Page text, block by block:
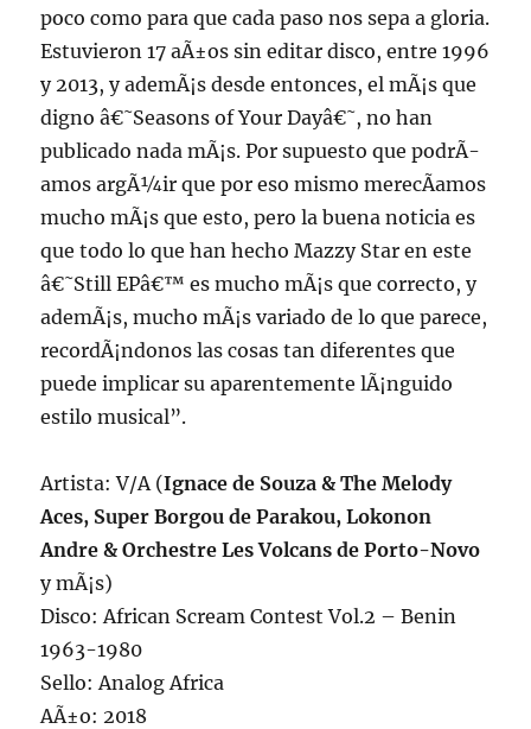
poco como para que cada paso nos sepa a gloria.
Estuvieron 17 aÃ±os sin editar disco, entre 1996
y 2013, y ademÃ¡s desde entonces, el mÃ¡s que
digno â€˜Seasons of Your Dayâ€˜, no han
publicado nada mÃ¡s. Por supuesto que podrÃ­
amos argÃ¼ir que por eso mismo merecÃ­amos
mucho mÃ¡s que esto, pero la buena noticia es
que todo lo que han hecho Mazzy Star en este
â€˜Still EPâ€™ es mucho mÃ¡s que correcto, y
ademÃ¡s, mucho mÃ¡s variado de lo que parece,
recordÃ¡ndonos las cosas tan diferentes que
puede implicar su aparentemente lÃ¡nguido
estilo musical”.
Artista: V/A (Ignace de Souza & The Melody
Aces, Super Borgou de Parakou, Lokonon
Andre & Orchestre Les Volcans de Porto-Novo
y mÃ¡s)
Disco: African Scream Contest Vol.2 – Benin
1963-1980
Sello: Analog Africa
AÃ±o: 2018